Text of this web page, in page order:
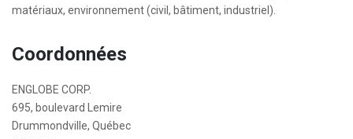
matériaux, environnement (civil, bâtiment, industriel).
Coordonnées
ENGLOBE CORP.
695, boulevard Lemire
Drummondville, Québec